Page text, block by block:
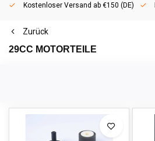
Kostenloser Versand ab €150 (DE)
Zurück
29CC MOTORTEILE